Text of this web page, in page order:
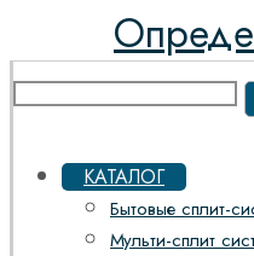
КАТАЛОГ
Бытовые сплит-
Мульти-сплит